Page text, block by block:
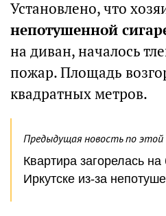
Установлено, что
непотушенной
на диван, началось
пожар. Площадь
квадратных метров.
Предыдущая новость по
Квартира загорелась
Иркутске из-за